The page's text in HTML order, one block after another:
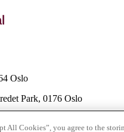
Oslo
Park, 0176 Oslo
All Cookies”, you agree to the